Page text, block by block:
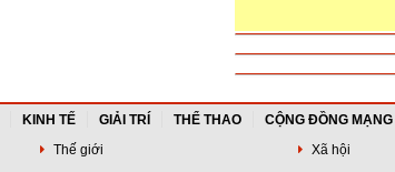
KINH TẾ GIẢI TRÍ THỂ THAO CỘNG ĐỒNG MẠNG
Thế giới
Xã hội